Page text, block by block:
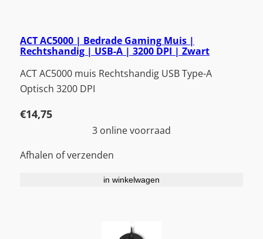
ACT AC5000 | Bedrade Gaming Muis |
Rechtshandig | USB-A | 3200 DPI | Zwart
ACT AC5000 muis Rechtshandig USB Type-A
Optisch 3200 DPI
€14,75
3 online voorraad
Afhalen of verzenden
in winkelwagen